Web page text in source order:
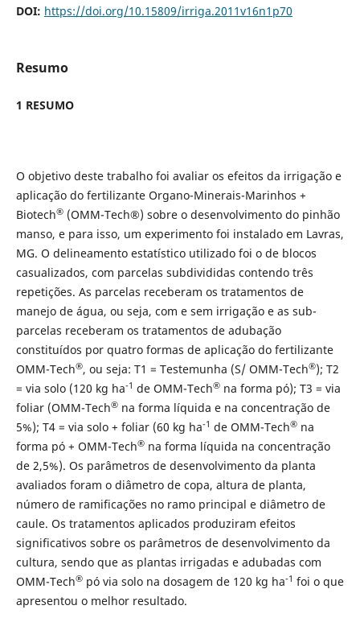
DOI: https://doi.org/10.15809/irriga.2011v16n1p70
Resumo
1 RESUMO
O objetivo deste trabalho foi avaliar os efeitos da irrigação e
aplicação do fertilizante Organo-Minerais-Marinhos +
Biotech®(OMM-Tech®) sobre o desenvolvimento do pinhão
manso, e para isso, um experimento foi instalado em Lavras,
MG. O delineamento estatístico utilizado foi o de blocos
casualizados, com parcelas subdivididas contendo três
repetições. As parcelas receberam os tratamentos de
manejo de água, ou seja, com e sem irrigação e as sub-
parcelas receberam os tratamentos de adubação
constituídos por quatro formas de aplicação do fertilizante
OMM-Tech®, ou seja: T1 = Testemunha (S/ OMM-Tech®); T2
= via solo (120 kg ha-1 de OMM-Tech®na forma pó); T3 = via
foliar (OMM-Tech®na forma líquida e na concentração de
5%); T4 = via solo + foliar (60 kg ha-1 de OMM-Tech®na
forma pó + OMM-Tech®na forma líquida na concentração
de 2,5%). Os parâmetros de desenvolvimento da planta
avaliados foram o diâmetro de copa, altura de planta,
número de ramificações no ramo principal e diâmetro de
caule. Os tratamentos aplicados produziram efeitos
significativos sobre os parâmetros de desenvolvimento da
cultura, sendo que as plantas irrigadas e adubadas com
OMM-Tech®pó via solo na dosagem de 120 kg ha-1 foi o que
apresentou o melhor resultado.